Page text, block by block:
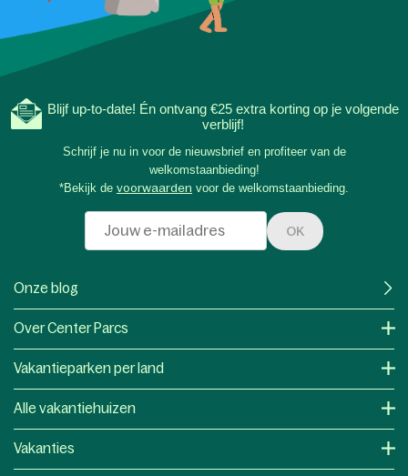
Blijf up-to-date! Én ontvang €25 extra korting op je volgende
verblijf!
Schrijf je nu in voor de nieuwsbrief en profiteer van de
welkomstaanbieding!
*Bekijk de voorwaarden voor de welkomstaanbieding.
OK
Onze blog
Over Center Parcs
Vakantieparken per land
Alle vakantiehuizen
Vakanties